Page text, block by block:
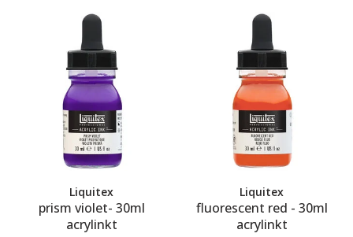
Liquitex
prism violet- 30ml
acrylinkt
Liquitex
fluorescent red - 30ml
acrylinkt